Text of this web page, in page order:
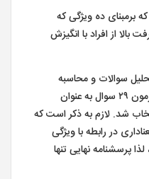
۲۹ سوال بود که برمبنای ده ویژگی که
بالا از افراد با انگیزش
سوالات و محاسبه
همبستگی یک یک سوالات با کل آزمون ۲۹ سوال به عنوان
شد. لازم به ذکر است که
در رابطه با ویژگی
پرسشنامه نهایی تنها